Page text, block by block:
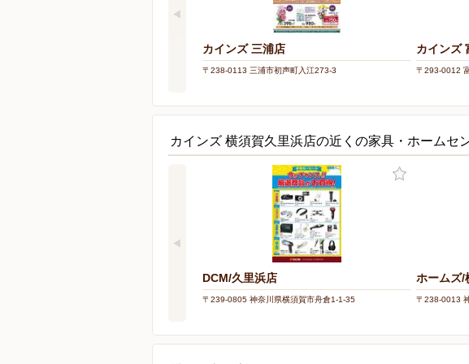
カインズ 三浦店
〒238-0113 三浦市初声町入江273-3
カインズ
〒293-0012
カインズ 横須賀久里浜店の近くの家具・ホームセ
DCM/久里浜店
〒239-0805 神奈川県横須賀市舟倉1-1-35
ホームズ
〒238-0013